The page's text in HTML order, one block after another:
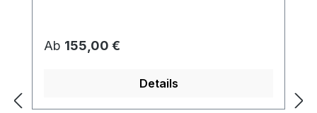
Regulärer Preis:
Ab 155,00 €
Details